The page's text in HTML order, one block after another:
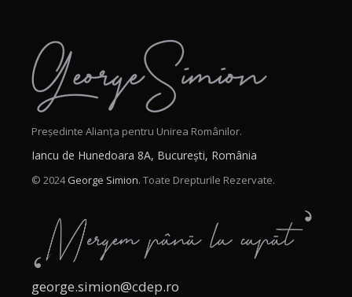
Președinte Alianța pentru Unirea Românilor.
Iancu de Hunedoara 8A, București, România
© 2024George Simion. Toate Drepturile Rezervate.
george.simion@cdep.ro